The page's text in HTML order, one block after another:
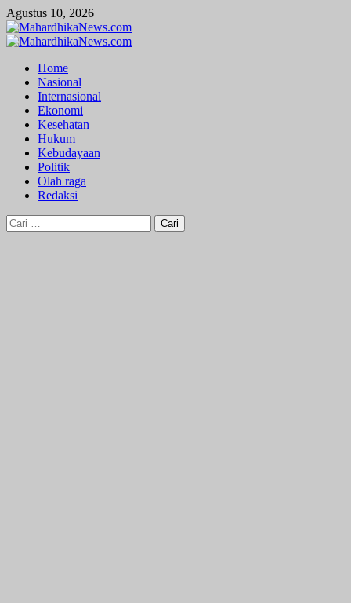
Skip
to
content
Agustus 10, 2026
Primary
Home
Nasional
Internasional
Ekonomi
Kesehatan
Hukum
Kebudayaan
Politik
Olah raga
Redaksi
Cari
untuk: